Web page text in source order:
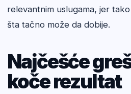
relevantnim uslugama, jer
šta tačno može da dobije.
Najčešće
koče rezultat